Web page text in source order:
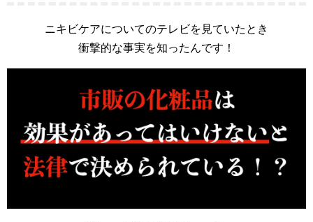
ニキビケアについてのテレビを見ていたとき
衝撃的な事実を知ったんです！